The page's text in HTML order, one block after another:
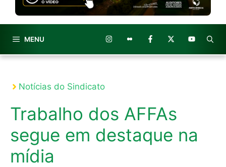
MENU
Notícias do Sindicato
Trabalho dos AFFAs
segue em destaque na
mídia